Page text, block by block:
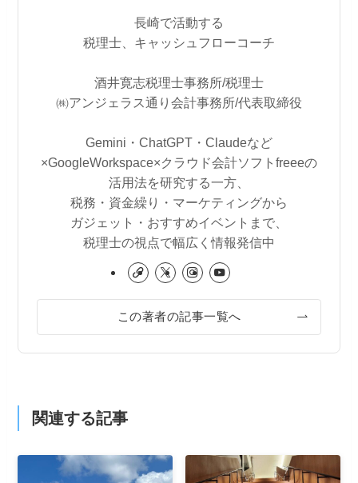
長崎で活動する
税理士、キャッシュフローコーチ
酒井寛志税理士事務所/税理士
㈱アンジェラス通り会計事務所/代表取締役
Gemini・ChatGPT・Claudeなど
×GoogleWorkspace×クラウド会計ソフトfreeeの
活用法を研究する一方、
税務・資金繰り・マーケティングから
ガジェット・おすすめイベントまで、
税理士の視点で幅広く情報発信中
この著者の記事一覧へ
関連する記事